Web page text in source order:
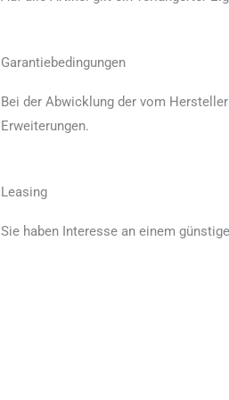
Garantiebedingungen
Bei der Abwicklung der vom
Erweiterungen.
Leasing
Sie haben Interesse an einem